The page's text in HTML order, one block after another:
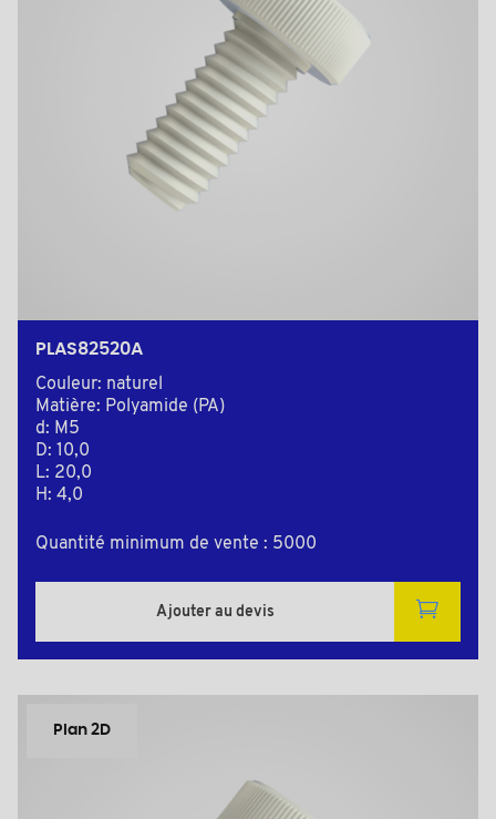
PLAS82520A
Couleur: naturel
Matière: Polyamide (PA)
d: M5
D: 10,0
L: 20,0
H: 4,0
Quantité minimum de vente : 5000
Ajouter au devis
Plan 2D